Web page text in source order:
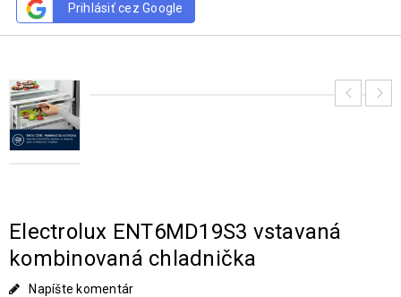
Prihlásiť cez Google
Electrolux ENT6MD19S3 vstavaná
kombinovaná chladnička
Napíšte komentár